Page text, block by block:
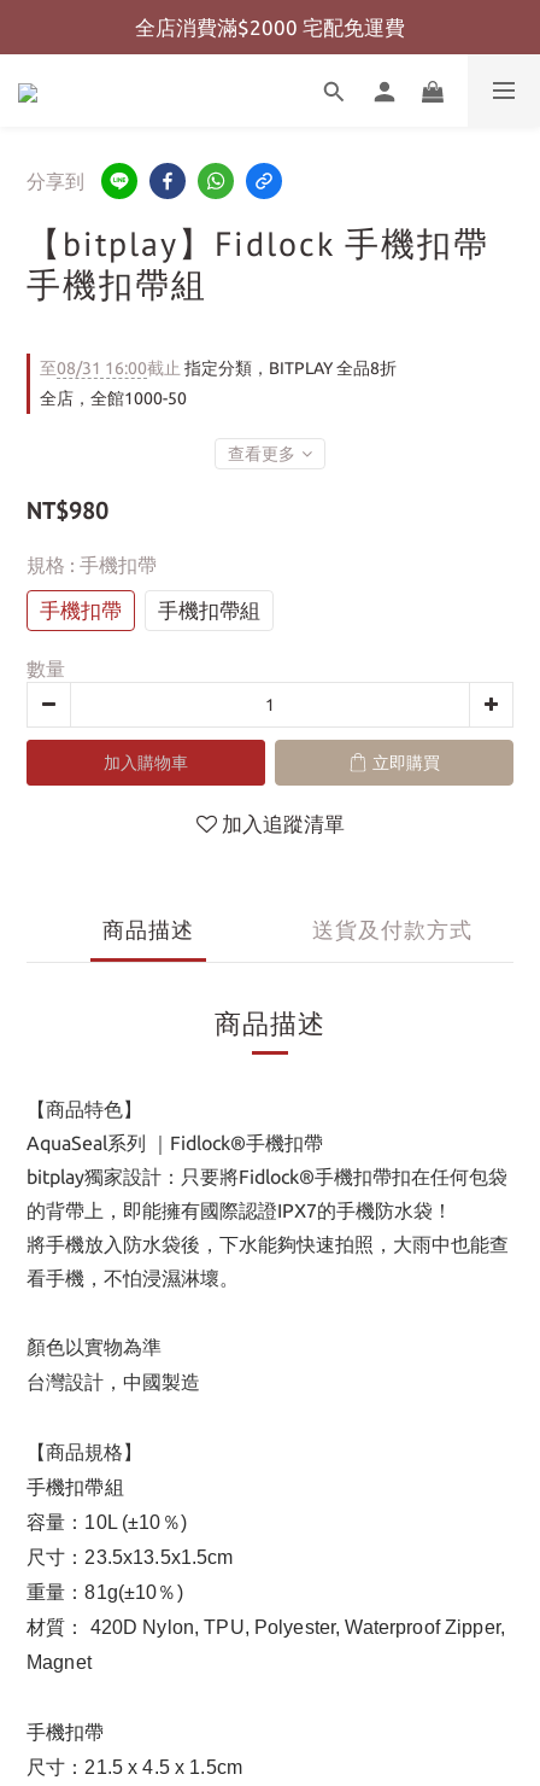
全店消費滿$999 超商免運費
全店消費滿$2000 宅配免運費
全店消費滿$999 超商免運費
分享到
【bitplay】Fidlock 手機扣帶
手機扣帶組
至08/31 16:00截止 指定分類，BITPLAY 全品8折
全店，全館1000-50
查看更多
NT$980
規格 : 手機扣帶
手機扣帶 手機扣帶組
數量
加入購物車 立即購買
加入追蹤清單
商品描述 送貨及付款方式
商品描述
【商品特色】
AquaSeal系列 ｜Fidlock®手機扣帶
bitplay獨家設計：只要將Fidlock®手機扣帶扣在任何包袋
的背帶上，即能擁有國際認證IPX7的手機防水袋！
將手機放入防水袋後，下水能夠快速拍照，大雨中也能查
看手機，不怕浸濕淋壞。
顏色以實物為準
台灣設計，中國製造
【商品規格】
手機扣帶組
容量：10L (±10％)
尺寸：23.5x13.5x1.5cm
重量：81g(±10％)
材質： 420D Nylon, TPU, Polyester, Waterproof Zipper,
Magnet
手機扣帶
尺寸：21.5 x 4.5 x 1.5cm